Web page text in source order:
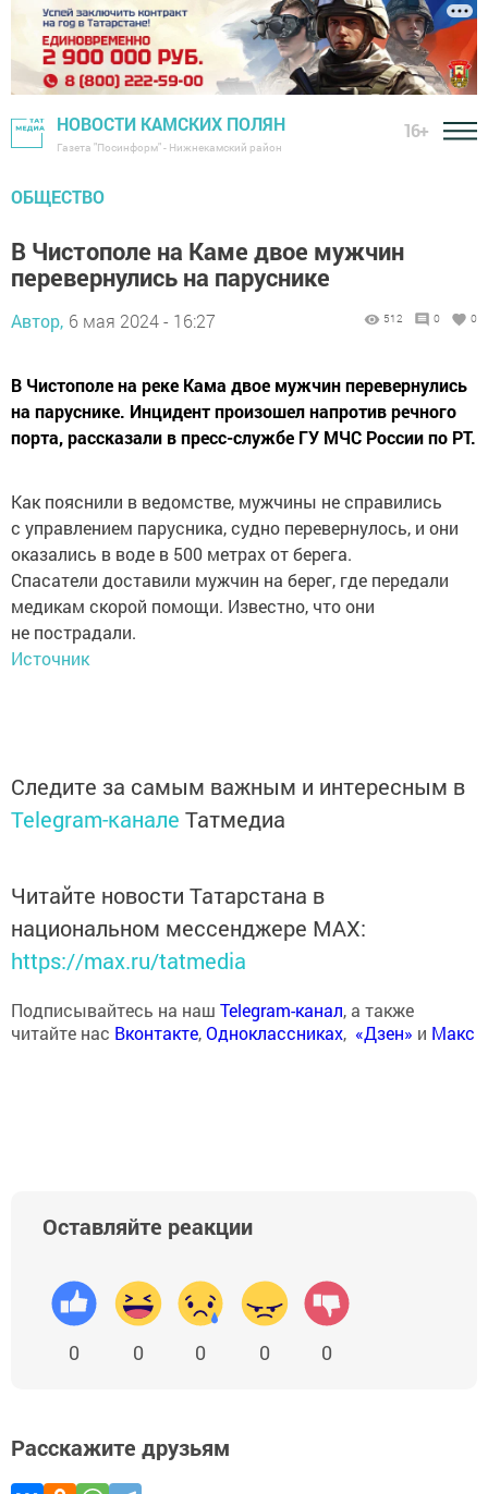
НОВОСТИ КАМСКИХ ПОЛЯН
Газета "Посинформ" - Нижнекамский район
16+
ОБЩЕСТВО
В Чистополе на Каме двое мужчин
перевернулись на паруснике
Автор, 6 мая 2024 - 16:27 512 0 0
В Чистополе на реке Кама двое мужчин перевернулись
на паруснике. Инцидент произошел напротив речного
порта, рассказали в пресс-службе ГУ МЧС России по РТ.
Как пояснили в ведомстве, мужчины не справились
с управлением парусника, судно перевернулось, и они
оказались в воде в 500 метрах от берега.
Спасатели доставили мужчин на берег, где передали
медикам скорой помощи. Известно, что они
не пострадали.
Источник
Следите за самым важным и интересным в
Telegram-канале Татмедиа
Читайте новости Татарстана в
национальном мессенджере MАХ:
https://max.ru/tatmedia
Подписывайтесь на наш Telegram-канал, а также
читайте нас Вконтакте,Одноклассниках, «Дзен» и Макс
Оставляйте реакции
0 0 0 0 0
Расскажите друзьям